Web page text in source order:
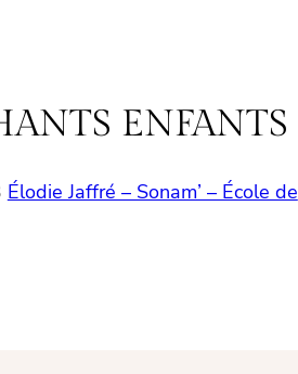
ENFANTS
Élodie Jaffré – Sonam’ – École de